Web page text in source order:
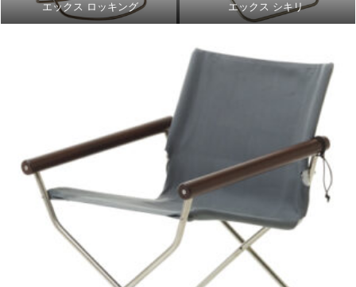
エックス ロッキング エックス シキリ